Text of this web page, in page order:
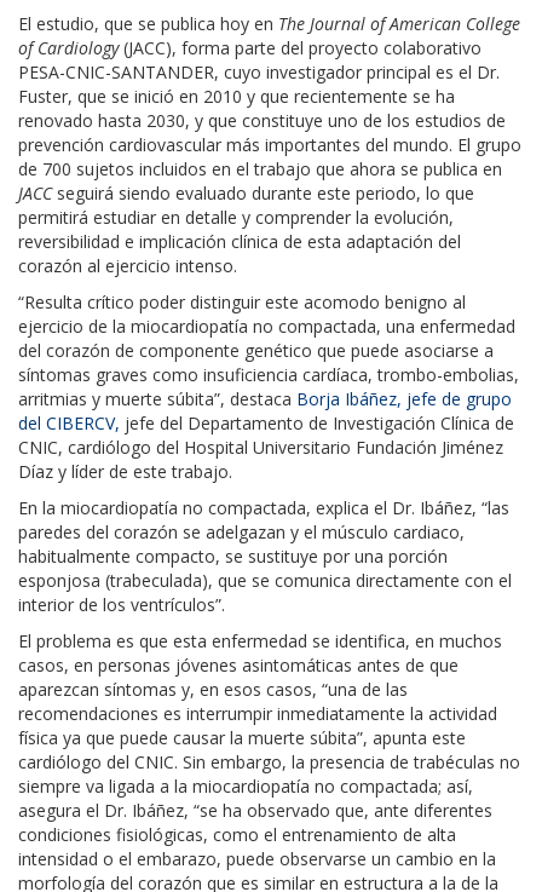
El estudio, que se publica hoy en The Journal of American College
of Cardiology(JACC), forma parte del proyecto colaborativo
PESA-CNIC-SANTANDER, cuyo investigador principal es el Dr.
Fuster, que se inició en 2010 y que recientemente se ha
renovado hasta 2030, y que constituye uno de los estudios de
prevención cardiovascular más importantes del mundo. El grupo
de 700 sujetos incluidos en el trabajo que ahora se publica en
JACCseguirá siendo evaluado durante este periodo, lo que
permitirá estudiar en detalle y comprender la evolución,
reversibilidad e implicación clínica de esta adaptación del
corazón al ejercicio intenso.
“Resulta crítico poder distinguir este acomodo benigno al
ejercicio de la miocardiopatía no compactada, una enfermedad
del corazón de componente genético que puede asociarse a
síntomas graves como insuficiencia cardíaca, trombo-embolias,
arritmias y muerte súbita”, destaca Borja Ibáñez, jefe de grupo
del CIBERCV, jefe del Departamento de Investigación Clínica de
CNIC, cardiólogo del Hospital Universitario Fundación Jiménez
Díaz y líder de este trabajo.
En la miocardiopatía no compactada, explica el Dr. Ibáñez, “las
paredes del corazón se adelgazan y el músculo cardiaco,
habitualmente compacto, se sustituye por una porción
esponjosa (trabeculada), que se comunica directamente con el
interior de los ventrículos”.
El problema es que esta enfermedad se identifica, en muchos
casos, en personas jóvenes asintomáticas antes de que
aparezcan síntomas y, en esos casos, “una de las
recomendaciones es interrumpir inmediatamente la actividad
física ya que puede causar la muerte súbita”, apunta este
cardiólogo del CNIC. Sin embargo, la presencia de trabéculas no
siempre va ligada a la miocardiopatía no compactada; así,
asegura el Dr. Ibáñez, “se ha observado que, ante diferentes
condiciones fisiológicas, como el entrenamiento de alta
intensidad o el embarazo, puede observarse un cambio en la
morfología del corazón que es similar en estructura a la de la